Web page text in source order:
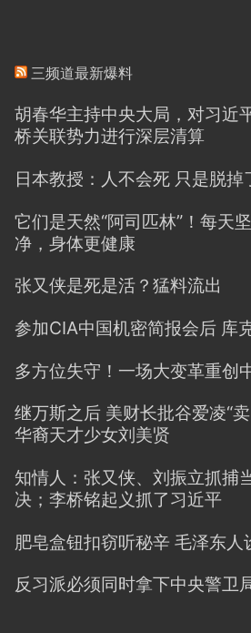
三频道最新爆料
胡春华主持中央大局，对习近
桥关联势力进行深层清算
日本教授：人不会死 只是脱掉
它们是天然“阿司匹林”！每天
净，身体更健康
张又侠是死是活？猛料流出
参加CIA中国机密简报会后 库
多方位失守！一场大变革重创
继万斯之后 美财长批谷爱凌“
华裔天才少女刘美贤
知情人：张又侠、刘振立抓捕
决；李桥铭起义抓了习近平
肥皂盒钮扣窃听秘辛 毛泽东人
反习派必须同时拿下中央警卫